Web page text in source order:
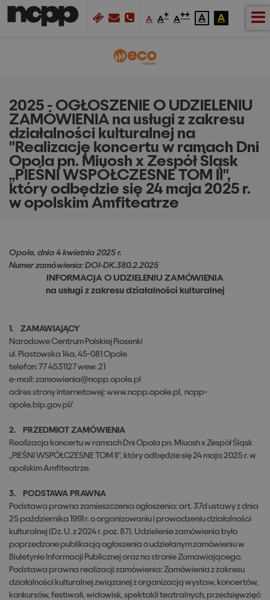
A A+ A++ A A
2025 - OGŁOSZENIE O UDZIELENIU
ZAMÓWIENIA na usługi z zakresu
działalności kulturalnej na
"Realizację koncertu w ramach Dni
Opola pn. Miuosh x Zespół Śląsk
„PIEŚNI WSPÓŁCZESNE TOM II",
który odbędzie się 24 maja 2025 r.
w opolskim Amfiteatrze
Opole, dnia 4 kwietnia 2025 r.
Numer zamówienia: DOI-DK.380.2.2025
INFORMACJA O UDZIELENIU ZAMÓWIENIA
na usługi z zakresu działalności kulturalnej
1. ZAMAWIAJĄCY
Narodowe Centrum Polskiej Piosenki
ul. Piastowska 14a, 45-081 Opole
telefon: 77 4531127 wew. 21
e-mail: zamowienia@ncpp.opole.pl
adres strony internetowej: www.ncpp.opole.pl, ncpp-
opole.bip.gov.pl/
2. PRZEDMIOT ZAMÓWIENIA
Realizacja koncertu w ramach Dni Opola pn. Miuosh x Zespół Śląsk
„PIEŚNI WSPÓŁCZESNE TOM II”, który odbędzie się 24 maja 2025 r. w
opolskim Amfiteatrze.
3. PODSTAWA PRAWNA
Podstawa prawna zamieszczenia ogłoszenia: art. 37d ustawy z dnia
25 października 1991 r. o organizowaniu i prowadzeniu działalności
kulturalnej (Dz. U. z 2024 r. poz. 87). Udzielenie zamówienia było
poprzedzone publikacją ogłoszenia o udzielanym zamówieniu w
Biuletynie Informacji Publicznej oraz na stronie Zamawiającego.
Podstawa prawna realizacji zamówienia: Zamówienia z zakresu
działalności kulturalnej związanej z organizacją wystaw, koncertów,
konkursów, festiwali, widowisk, spektakli teatralnych, przedsięwzięć